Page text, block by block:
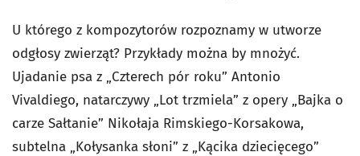
U którego z kompozytorów rozpoznamy w utworze
odgłosy zwierząt? Przykłady można by mnożyć.
Ujadanie psa z „Czterech pór roku” Antonio
Vivaldiego, natarczywy „Lot trzmiela” z opery „Bajka o
carze Sałtanie” Nikołaja Rimskiego-Korsakowa,
subtelna „Kołysanka słoni” z „Kącika dziecięcego”